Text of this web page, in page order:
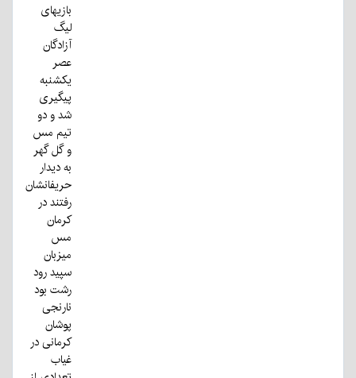
بازیهای
لیگ
آزادگان
عصر
یکشنبه
پیگیری
شد و دو
تیم مس
و گل گهر
به دیدار
حریفانشان
رفتند در
کرمان
مس
میزبان
سپید رود
رشت بود
نارنجی
پوشان
کرمانی در
غیاب